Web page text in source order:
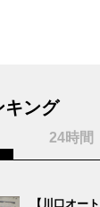
キング
24時間
【川口オー